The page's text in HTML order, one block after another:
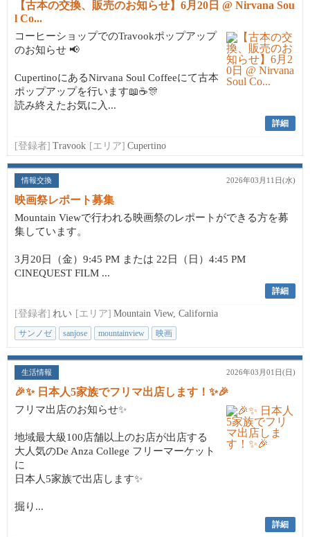
【古本の交換、販売のお知らせ】6月20日 @ Nirvana Sou
l Co...
コーヒーショップでのTravookポップアップ
のお知らせ 📢
CupertinoにあるNirvana Soul Coffeeにて古本
ポップアップを行います📖☕🎊
読み終えたお気に入...
詳細
[登録者] Travook [エリア] Cupertino
情報交換 2026年03月11日(水)
映画祭レポート募集
Mountain Viewで行われる映画祭のレポートができる方を募
集しています。
3月20日（金）9:45 PM または 22日（日）4:45 PM
CINEQUEST FILM ...
詳細
[登録者] れい [エリア] Mountain View, California
サンノゼ sanjose mountainview 映画
生活情報 2026年03月01日(日)
🎉✨ 日本人5家族でフリマ出店します！✨🎉
フリマ出店のお知らせ✨
地域最大級100店舗以上のお店が出店する
大人気のDe Anza College フリーマーケット
に
日本人5家族で出店します✨
掘り...
詳細